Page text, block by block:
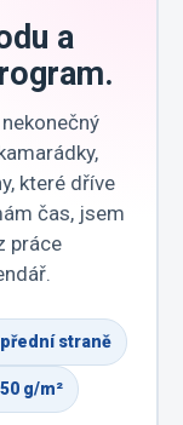
a
které dříve
čas, jsem
práce
straně
g/m²